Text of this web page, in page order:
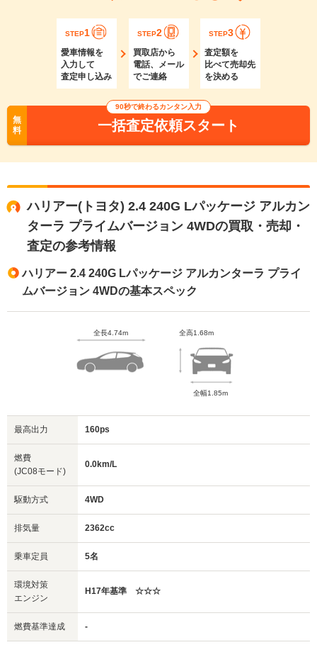
STEP1
愛車情報を
入力して
査定申し込み
STEP2
買取店から
電話、メール
でご連絡
STEP3
査定額を
比べて売却先
を決める
無
料
90秒で終わるカンタン入力
一括査定依頼スタート
ハリアー(トヨタ) 2.4 240G Lパッケージ アルカン
ターラ プライムバージョン 4WDの買取・売却・
査定の参考情報
ハリアー 2.4 240G Lパッケージ アルカンターラ プライ
ムバージョン 4WDの基本スペック
全長4.74m 全高1.68m
全幅1.85m
最高出力 160ps
燃費
(JC08モード)
0.0km/L
駆動方式 4WD
排気量 2362cc
乗車定員 5名
環境対策
エンジン
H17年基準 ☆☆☆
燃費基準達成 -